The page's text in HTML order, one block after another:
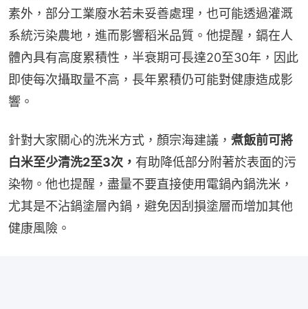
素外，部分工業廢水若未妥善處理，也可能透過灌溉
系統污染農地，進而影響稻米品質。他提醒，鎘在人
體內具有高度累積性，半衰期可長達20至30年，因此
即使每次攝取量不高，長年累積仍可能對健康造成影
響。
針對大家關心的洗米方式，顏宗海建議， 煮飯前可將
白米至少清洗2至3次， 有助降低部分附著於表面的污
染物。他也提醒，盡量不要直接使用電鍋內鍋洗米，
尤其是不沾鍋塗層內鍋，避免因刮損塗層而增加其他
健康風險。